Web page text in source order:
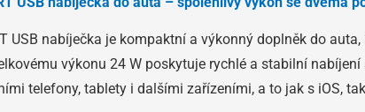
USB nabíječka je kompaktní a výkonný doplněk do
výkonu 24 W poskytuje rychlé a stabilní
telefony, tablety i dalšími zařízeními, a to jak s iOS,